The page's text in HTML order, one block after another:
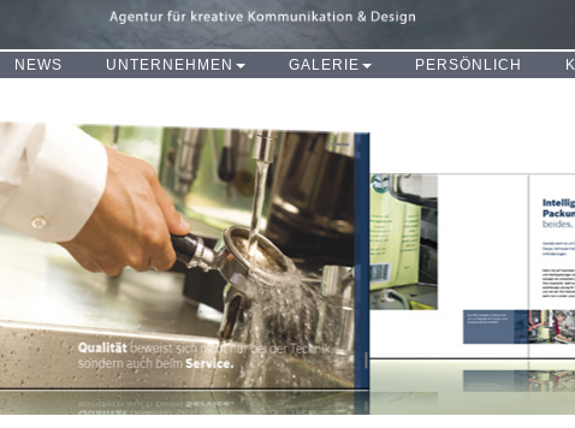
NEWS UNTERNEHMEN GALERIE PERSÖNLICH